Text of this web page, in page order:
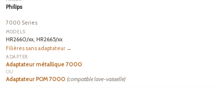
Philips
7000 Series
HR2660/xx, HR2665/xx
Filières sans adaptateur →
Adaptateur métallique 7000
OU
Adaptateur POM 7000 (compatible lave-vaisselle)